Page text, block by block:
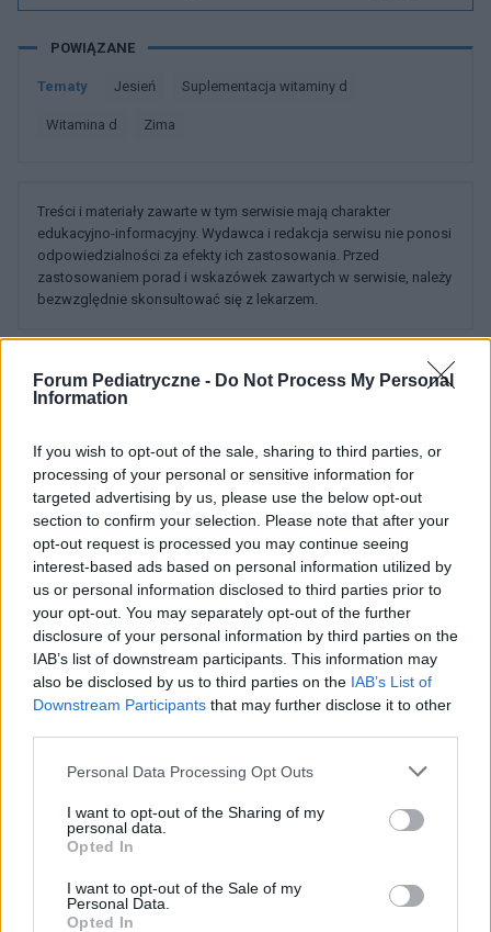
Forum Pediatryczne - Do Not Process My Personal
Information
If you wish to opt-out of the sale, sharing to third parties, or
processing of your personal or sensitive information for
targeted advertising by us, please use the below opt-out
section to confirm your selection. Please note that after your
opt-out request is processed you may continue seeing
interest-based ads based on personal information utilized by
us or personal information disclosed to third parties prior to
your opt-out. You may separately opt-out of the further
disclosure of your personal information by third parties on the
IAB’s list of downstream participants. This information may
also be disclosed by us to third parties on the IAB’s List of
Downstream Participants that may further disclose it to other
Personal Data Processing Opt Outs
I want to opt-out of the Sharing of my
personal data.
Opted In
I want to opt-out of the Sale of my
Personal Data.
Opted In
POWIĄZANE
Tematy Jesień Suplementacja witaminy d
Witamina d Zima
Treści i materiały zawarte w tym serwisie mają charakter
edukacyjno-informacyjny. Wydawca i redakcja serwisu nie ponosi
odpowiedzialności za efekty ich zastosowania. Przed
zastosowaniem porad i wskazówek zawartych w serwisie, należy
bezwzględnie skonsultować się z lekarzem.
POWIĄZANE DYSKUSJE NA FORUM Z
gość
Forum:Żywienie dzieci
Owłosienie u dziecka 4-
letniego(dziewczynka)hypertrychoza :(
Nasza córcia miesiąc temu skończyła 4 latka jest
pokryta meszkiem na plecach, ręcach, nogach włoski
miała os urodzenia ale króciótkie a teraz niektóre mają
około 1cm długości, dostaliśmy skierowanie ...
Reklama: